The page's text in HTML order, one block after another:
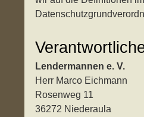
Lendermannen e. V.
Herr Marco Eichmann
Rosenweg 11
36272 Niederaula